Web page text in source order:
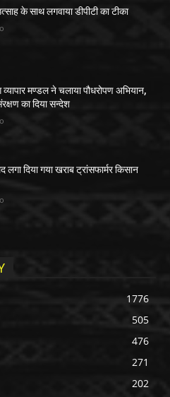
के साथ लगवाया डीपीटी का टीका
व्यापार मण्डल ने चलाया पौधरोपण अभियान,
का दिया सन्देश
लगा दिया गया खराब ट्रांसफार्मर किसान
1776
505
476
271
202